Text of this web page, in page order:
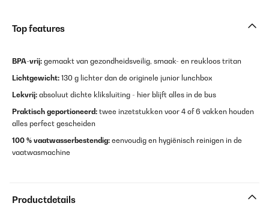
Top features
BPA-vrij: gemaakt van gezondheidsveilig, smaak- en reukloos tritan
Lichtgewicht: 130 g lichter dan de originele junior lunchbox
Lekvrij: absoluut dichte kliksluiting - hier blijft alles in de bus
Praktisch geportioneerd: twee inzetstukken voor 4 of 6 vakken houden
alles perfect gescheiden
100 % vaatwasserbestendig: eenvoudig en hygiënisch reinigen in de
vaatwasmachine
Productdetails